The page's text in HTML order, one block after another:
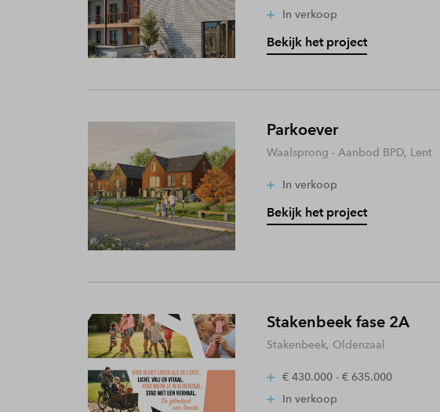
In verkoop
Bekijk het project
Parkoever
Waalsprong - Aanbod BPD, Lent
In verkoop
Bekijk het project
Stakenbeek fase 2A
Stakenbeek, Oldenzaal
€ 430.000 - € 635.000
In verkoop